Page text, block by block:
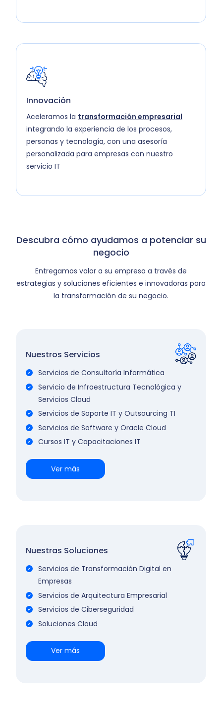
Innovación
Aceleramos la transformación empresarial
integrando la experiencia de los procesos,
personas y tecnología, con una asesoría
personalizada para empresas con nuestro
servicio IT
Descubra cómo ayudamos a potenciar su
negocio
Entregamos valor a su empresa a través de
estrategias y soluciones eficientes e innovadoras para
la transformación de su negocio.
Nuestros Servicios
Servicios de Consultoría Informática
Servicio de Infraestructura Tecnológica y
Servicios Cloud
Servicios de Soporte IT y Outsourcing TI
Servicios de Software y Oracle Cloud
Cursos IT y Capacitaciones IT
Ver más
Nuestras Soluciones
Servicios de Transformación Digital en
Empresas
Servicios de Arquitectura Empresarial
Servicios de Ciberseguridad
Soluciones Cloud
Ver más